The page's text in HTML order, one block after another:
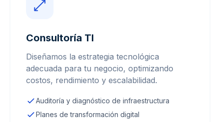
Consultoría TI
Diseñamos la estrategia tecnológica
adecuada para tu negocio, optimizando
costos, rendimiento y escalabilidad.
Auditoría y diagnóstico de infraestructura
Planes de transformación digital